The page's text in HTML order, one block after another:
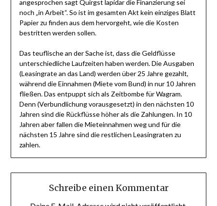
angesprochen sagt Quirgst lapidar die Finanzierung sei
noch „in Arbeit“. So ist im gesamten Akt kein einziges Blatt
Papier zu finden aus dem hervorgeht, wie die Kosten
bestritten werden sollen.
Das teuflische an der Sache ist, dass die Geldflüsse
unterschiedliche Laufzeiten haben werden. Die Ausgaben
(Leasingrate an das Land) werden über 25 Jahre gezahlt,
während die Einnahmen (Miete vom Bund) in nur 10 Jahren
fließen. Das entpuppt sich als Zeitbombe für Wagram.
Denn (Verbundlichung vorausgesetzt) in den nächsten 10
Jahren sind die Rückflüsse höher als die Zahlungen. In 10
Jahren aber fallen die Mieteinnahmen weg und für die
nächsten 15 Jahre sind die restlichen Leasingraten zu
zahlen.
Schreibe einen Kommentar